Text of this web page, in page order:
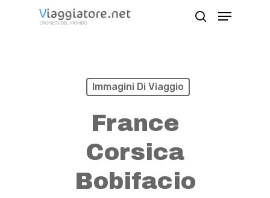
Menu
Immagini Di Viaggio
France
Corsica
Bobifacio